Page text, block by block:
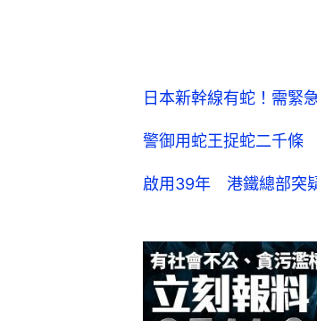
日本新幹線有蛇！需緊
警御用蛇王捉蛇二千
啟用39年 港鐵總部突